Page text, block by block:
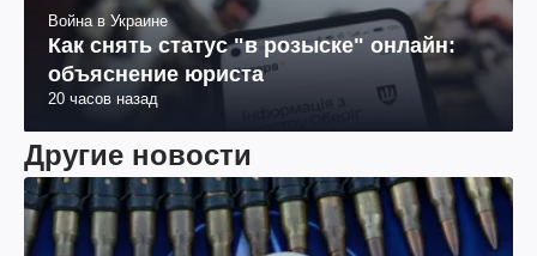
Война в Украине
Как снять статус "в розыске" онлайн:
объяснение юриста
20 часов назад
Другие новости